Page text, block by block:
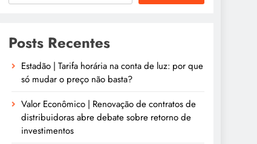
Posts Recentes
Estadão | Tarifa horária na conta de luz: por que
só mudar o preço não basta?
Valor Econômico | Renovação de contratos de
distribuidoras abre debate sobre retorno de
investimentos